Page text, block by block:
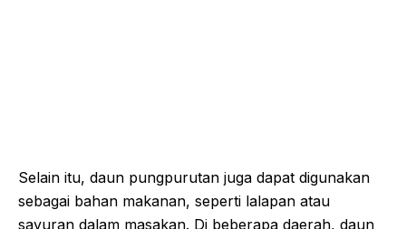
Selain itu, daun pungpurutan juga dapat digunakan
sebagai bahan makanan, seperti lalapan atau
sayuran dalam masakan. Di beberapa daerah, daun